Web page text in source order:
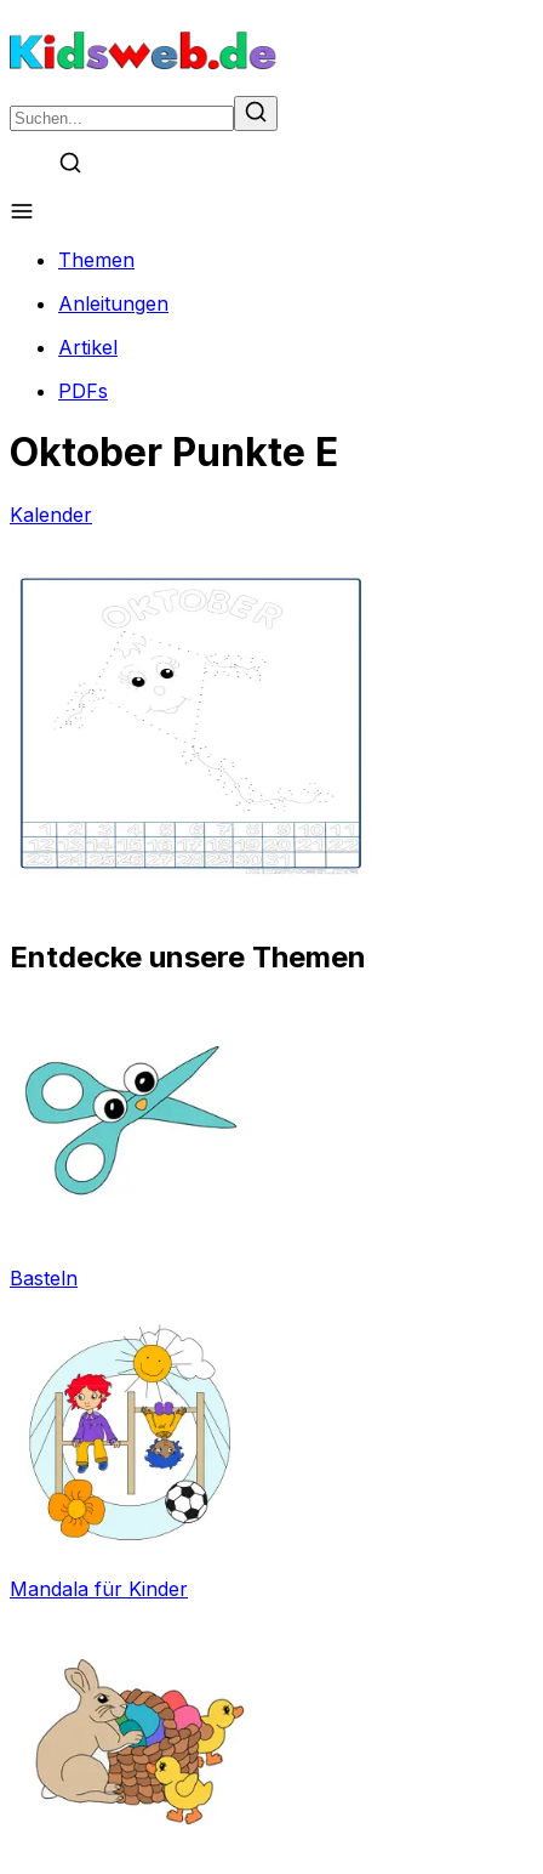
Themen
Anleitungen
Artikel
PDFs
Oktober Punkte E
Kalender
Entdecke unsere Themen
Basteln
Mandala für Kinder